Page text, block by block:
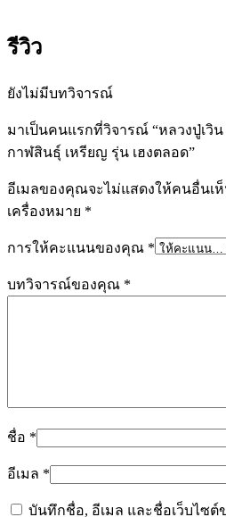
รีวิว
ยังไม่มีบทวิจารณ์
มาเป็นคนแรกที่วิจารณ์ “หลวงปู่เวิ
กาฬสินธุ์ เหรียญ รุ่น เฮงตลอด”
อีเมลของคุณจะไม่แสดงให้คนอื่นเ
เครื่องหมาย *
การให้คะแนนของคุณ *
บทวิจารณ์ของคุณ *
ชื่อ *
อีเมล *
บันทึกชื่อ, อีเมล และชื่อเว็บไซต์